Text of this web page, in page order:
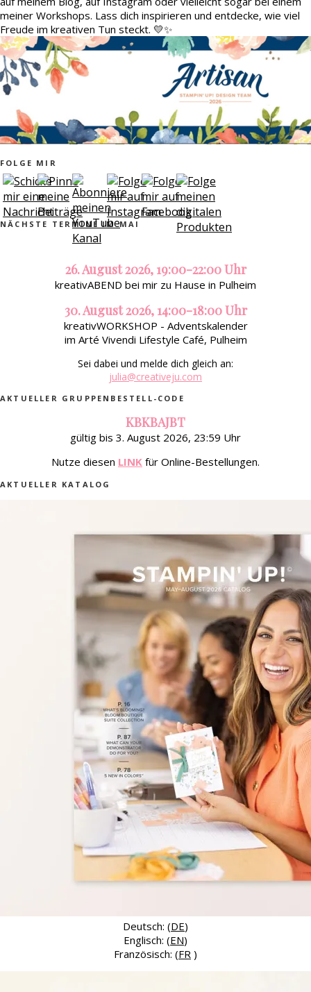
meiner Workshops. Lass dich inspirieren und entdecke, wie viel
Freude im kreativen Tun steckt. 💛✨
FOLGE MIR
NÄCHSTE TERMINE IM MAI
26. August 2026, 19:00-22:00 Uhr
kreativABEND bei mir zu Hause in Pulheim
30. August 2026, 14:00-18:00 Uhr
kreativWORKSHOP - Adventskalender
im Arté Vivendi Lifestyle Café, Pulheim
Sei dabei und melde dich gleich an:
julia@creativeju.com
AKTUELLER GRUPPENBESTELL-CODE
KBKBAJBT
gültig bis 3. August 2026, 23:59 Uhr
Nutze diesen LINK für Online-Bestellungen.
AKTUELLER KATALOG
Deutsch: (DE)
Englisch: (EN)
Französisch: (FR )